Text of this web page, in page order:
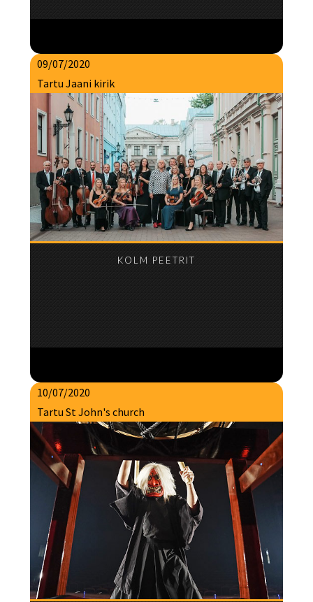
09/07/2020
Tartu Jaani kirik
KOLM PEETRIT
10/07/2020
Tartu St John's church